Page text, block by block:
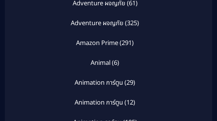
Adventure ผจญภัย (61)
Adventure ผจญภัย (325)
Amazon Prime(291)
Animal(6)
Animation การ์ตูน (29)
Animation การ์ตูน (12)